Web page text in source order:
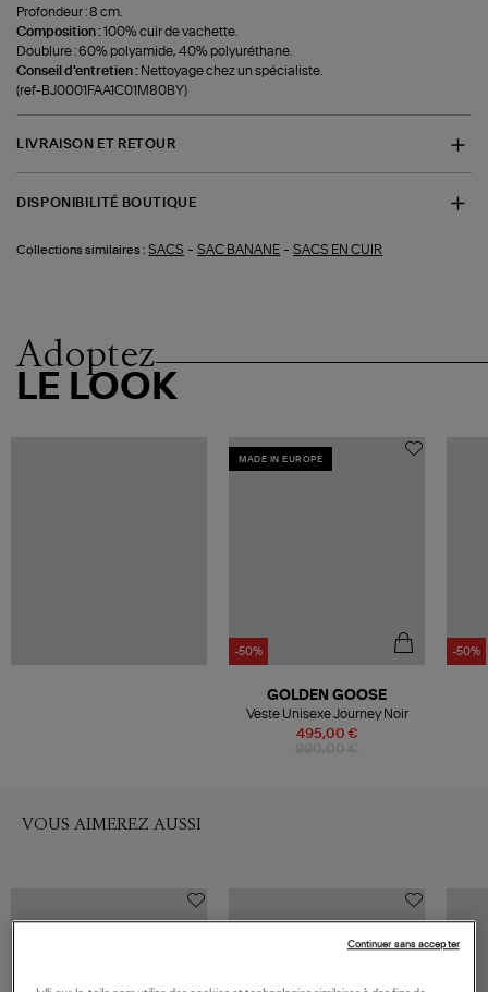
Profondeur : 8 cm.
Composition :100% cuir de vachette.
Doublure : 60% polyamide, 40% polyuréthane.
Conseil d'entretien : Nettoyage chez un spécialiste.
(ref-BJ0001FAA1C01M80BY)
LIVRAISON ET RETOUR
DISPONIBILITÉ BOUTIQUE
Collections similaires : SACS -SAC BANANE -SACS EN CUIR
Adoptez
LE LOOK
MADE IN EUROPE
-50%
495,00 €
GOLDEN GOOSE
Veste Unisexe Journey Noir
-50%
VOUS AIMEREZ AUSSI
Continuer sans accepter